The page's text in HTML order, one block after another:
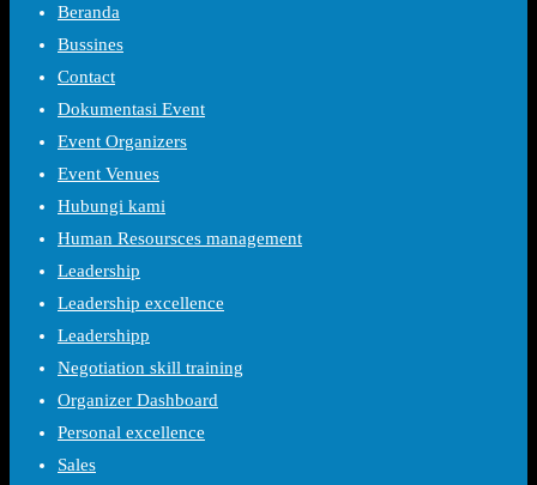
Beranda
Bussines
Contact
Dokumentasi Event
Event Organizers
Event Venues
Hubungi kami
Human Resoursces management
Leadership
Leadership excellence
Leadershipp
Negotiation skill training
Organizer Dashboard
Personal excellence
Sales